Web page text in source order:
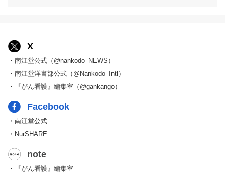
X
・南江堂公式（@nankodo_NEWS）
・南江堂洋書部公式（@Nankodo_Intl）
・『がん看護』編集室（@gankango）
Facebook
・南江堂公式
・NurSHARE
note
・『がん看護』編集室